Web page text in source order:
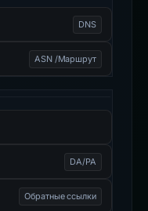
DNS
ASN /Маршрут
DA/PA
Обратные ссылки